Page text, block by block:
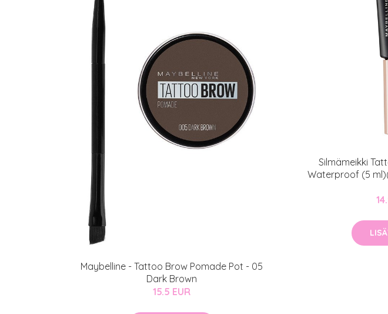
Maybelline - Tattoo Brow Pomade Pot - 05
Dark Brown
15.5 EUR
Silmämeikki
Waterproof (5